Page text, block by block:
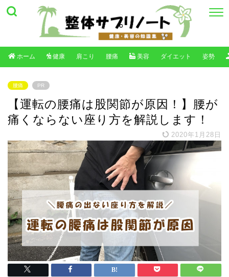
ホーム 健康 肩こり 腰痛 美容 ダイエット 姿勢
腰痛 PR
【運転の腰痛は股関節が原因！】腰が
痛くならない座り方を解説します！
2020年1月28日